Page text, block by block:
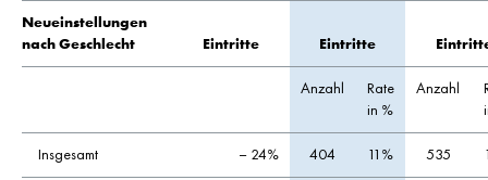
Neueinstellungen
nach Geschlecht
Eintritte Eintritte
Anzahl
Rate
in %
Anzahl
Insgesamt – 24% 404 11% 535